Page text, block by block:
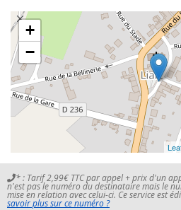
+
−
* : Tarif 2,99€ TTC par appel + prix d'un
n'est pas le numéro du destinataire mais le
mise en relation avec celui-ci. Ce service est
savoir plus sur ce numéro ?